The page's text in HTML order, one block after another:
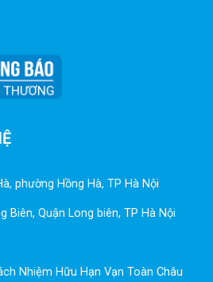
phường Hồng Hà, TP Hà Nội
Biên, Quận Long biên, TP Hà Nội
Nhiệm Hữu Hạn Vạn Toàn Châu